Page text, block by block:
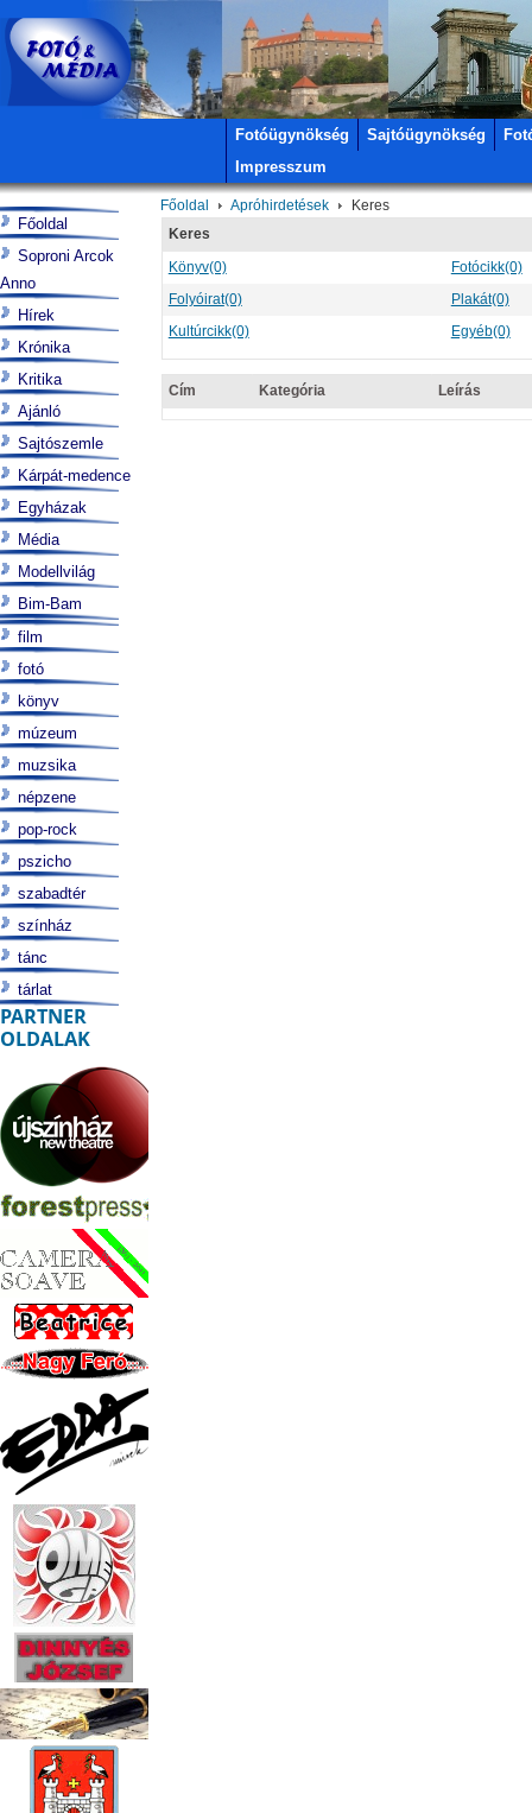
Fotóügynökség Sajtóügynökség
Impresszum
Főoldal Apróhirdetések
Keres
Keres
Könyv(0) Fotócikk(0)
Folyóirat(0) Plakát(0)
Kultúrcikk(0) Egyéb(0)
Cím Kategória Leírás
Főoldal
Soproni Arcok
Anno
Hírek
Krónika
Kritika
Ajánló
Sajtószemle
Kárpát-medence
Egyházak
Média
Modellvilág
Bim-Bam
film
fotó
könyv
múzeum
muzsika
népzene
pop-rock
pszicho
szabadtér
színház
tánc
tárlat
PARTNER
OLDALAK